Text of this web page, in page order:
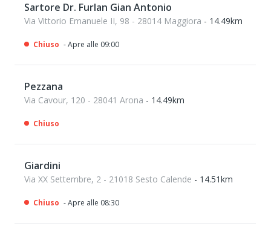
Sartore Dr. Furlan Gian Antonio
Via Vittorio Emanuele II, 98 - 28014 Maggiora - 14.49km
Chiuso - Apre alle 09:00
Pezzana
Via Cavour, 120 - 28041 Arona - 14.49km
Chiuso
Giardini
Via XX Settembre, 2 - 21018 Sesto Calende - 14.51km
Chiuso - Apre alle 08:30